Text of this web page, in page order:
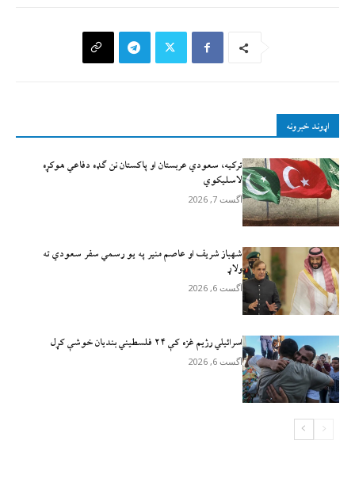
اړوند خبرونه
ترکیه، سعودي عربستان او پاکستان نن ګډه دفاعي هوکړه
لاسلیکوي
آگست 7, 2026
شهباز شریف او عاصم منیر په یو رسمي سفر سعودي ته
ولاړ
آگست 6, 2026
اسرائيلي رژيم غزه کې ۲۴ فلسطیني بندیان خوشې کړل
آگست 6, 2026